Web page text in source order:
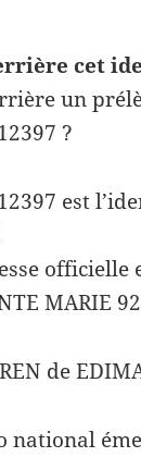
cet
un
?
est
officielle
MARIE
de
national